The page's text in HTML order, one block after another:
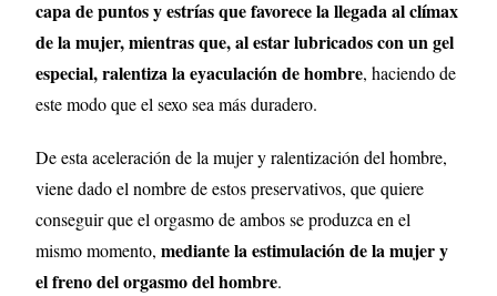
capa de puntos y estrías que favorece la llegada al clímax
de la mujer, mientras que, al estar lubricados con un gel
especial, ralentiza la eyaculación de hombre, haciendo de
este modo que el sexo sea más duradero.
De esta aceleración de la mujer y ralentización del hombre,
viene dado el nombre de estos preservativos, que quiere
conseguir que el orgasmo de ambos se produzca en el
mismo momento,mediante la estimulación de la mujer y
el freno del orgasmo del hombre.